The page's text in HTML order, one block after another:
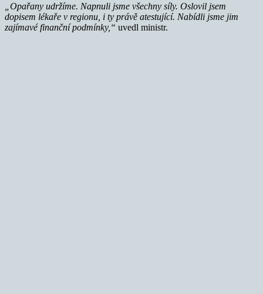
„Opařany udržíme. Napnuli jsme všechny síly. Oslovil jsem
dopisem lékaře v regionu, i ty právě atestující. Nabídli jsme jim
zajímavé finanční podmínky,“ uvedl ministr.